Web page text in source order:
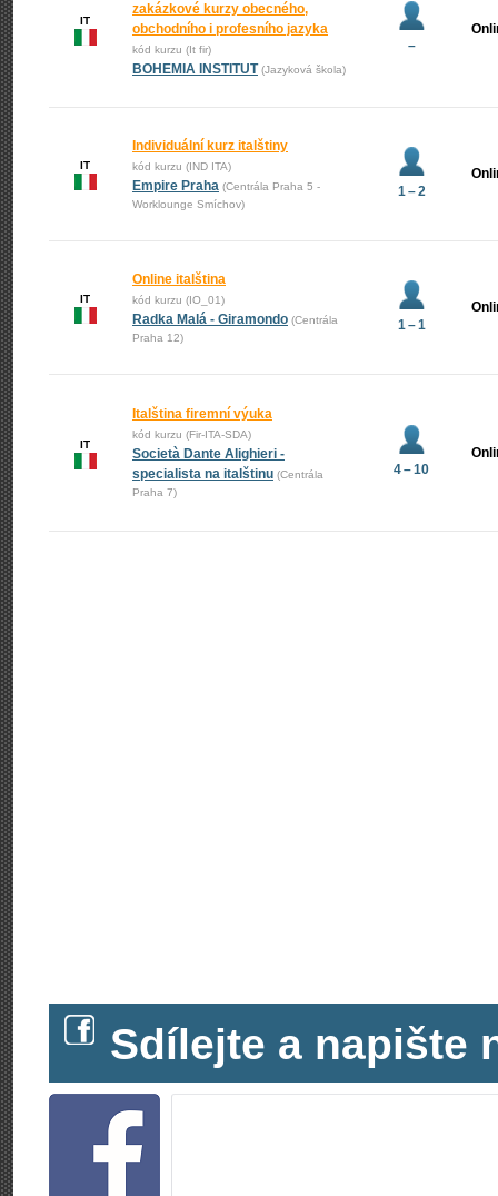
IT
zakázkové kurzy obecného,
obchodního i profesního jazyka
kód kurzu (It fir)
BOHEMIA INSTITUT (Jazyková škola)
–
IT
Individuální kurz italštiny
kód kurzu (IND ITA)
Empire Praha (Centrála Praha 5 -
Worklounge Smíchov)
1 – 2
IT
Online italština
kód kurzu (IO_01)
Radka Malá - Giramondo (Centrála
Praha 12)
1 – 1
IT
Italština firemní výuka
kód kurzu (Fir-ITA-SDA)
Società Dante Alighieri -
specialista na italštinu (Centrála
Praha 7)
4 – 10
Sdílejte a napište